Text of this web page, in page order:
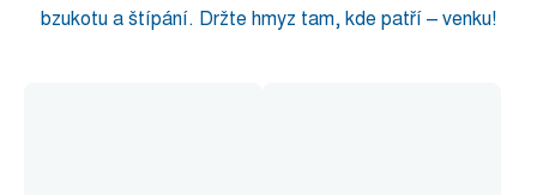
bzukotu a štípání. Držte hmyz tam, kde patří – venku!